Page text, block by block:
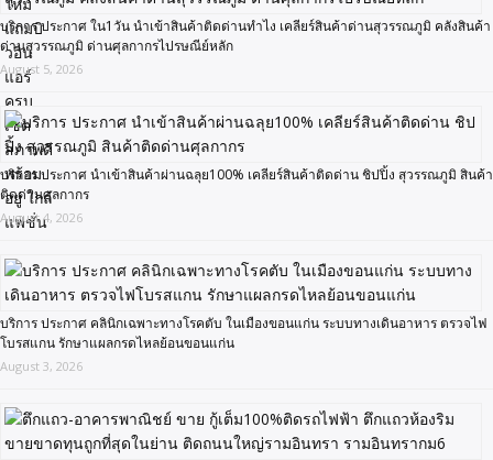
บริการ ประกาศ ใน1วัน นำเข้าสินค้าติดด่านทำไง เคลียร์สินค้าด่านสุวรรณภูมิ คลังสินค้า
ด่านสุวรรณภูมิ ด่านศุลกากรไปรษณีย์หลัก
August 5, 2026
บริการ ประกาศ นำเข้าสินค้าผ่านฉลุย100% เคลียร์สินค้าติดด่าน ชิปปิ้ง สุวรรณภูมิ สินค้า
ติดด่านศุลกากร
August 4, 2026
บริการ ประกาศ คลินิกเฉพาะทางโรคตับ ในเมืองขอนแก่น ระบบทางเดินอาหาร ตรวจไฟ
โบรสแกน รักษาแผลกรดไหลย้อนขอนแก่น
August 3, 2026